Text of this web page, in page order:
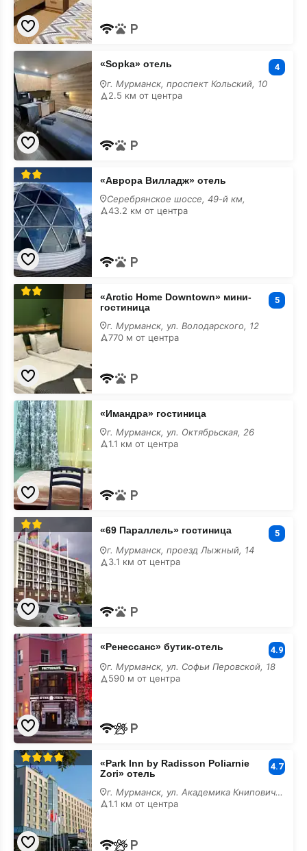
«Sopka»
отель
с
размещением
с
животными
«Sopka» отель 4
г. Мурманск, проспект Кольский, 10
2.5 км от центра
«Аврора
Вилладж»
отель
с
размещением
с
животными
«Аврора Вилладж» отель
Серебрянское шоссе, 49-й км,
43.2 км от центра
«Arctic
Home
Downtown»
мини-
гостиница
с
размещением
с
животными
«Arctic Home Downtown» мини-
гостиница
5
г. Мурманск, ул. Володарского, 12
770 м от центра
«Имандра»
гостиница
с
размещением
с
животными
«Имандра» гостиница
г. Мурманск, ул. Октябрьская, 26
1.1 км от центра
«69
Параллель»
гостиница
с
размещением
с
животными
«69 Параллель» гостиница 5
г. Мурманск, проезд Лыжный, 14
3.1 км от центра
«Ренессанс»
бутик-
отель
с
размещением
с
животными
«Ренессанс» бутик-отель 4.9
г. Мурманск, ул. Софьи Перовской, 18
590 м от центра
«Park
Inn
by
Radisson
Poliarnie
Zori»
отель
с
размещением
«Park Inn by Radisson Poliarnie
Zori» отель
4.7
г. Мурманск, ул. Академика Книповича, 17
1.1 км от центра